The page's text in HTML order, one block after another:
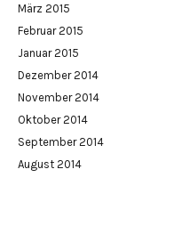
März 2015
Februar 2015
Januar 2015
Dezember 2014
November 2014
Oktober 2014
September 2014
August 2014